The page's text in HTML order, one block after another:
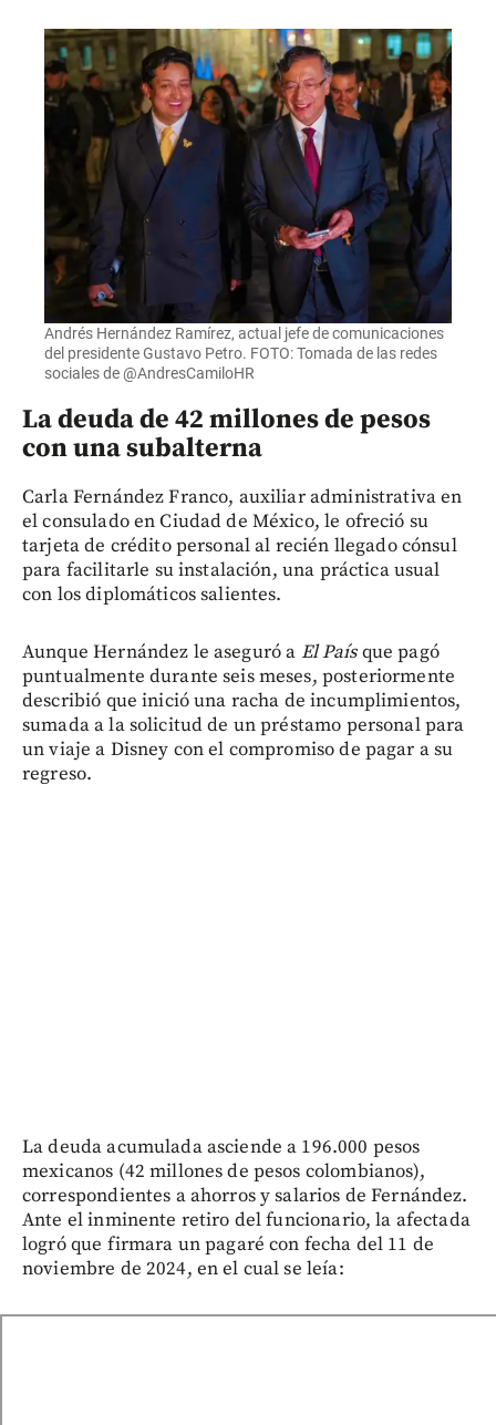
Andrés Hernández Ramírez, actual jefe de comunicaciones
del presidente Gustavo Petro. FOTO: Tomada de las redes
sociales de @AndresCamiloHR
La deuda de 42 millones de pesos
con una subalterna
Carla Fernández Franco, auxiliar administrativa en
el consulado en Ciudad de México, le ofreció su
tarjeta de crédito personal al recién llegado cónsul
para facilitarle su instalación, una práctica usual
con los diplomáticos salientes.
Aunque Hernández le aseguró a El Paísque pagó
puntualmente durante seis meses, posteriormente
describió que inició una racha de incumplimientos,
sumada a la solicitud de un préstamo personal para
un viaje a Disney con el compromiso de pagar a su
regreso.
La deuda acumulada asciende a 196.000 pesos
mexicanos (42 millones de pesos colombianos),
correspondientes a ahorros y salarios de Fernández.
Ante el inminente retiro del funcionario, la afectada
logró que firmara un pagaré con fecha del 11 de
noviembre de 2024, en el cual se leía: